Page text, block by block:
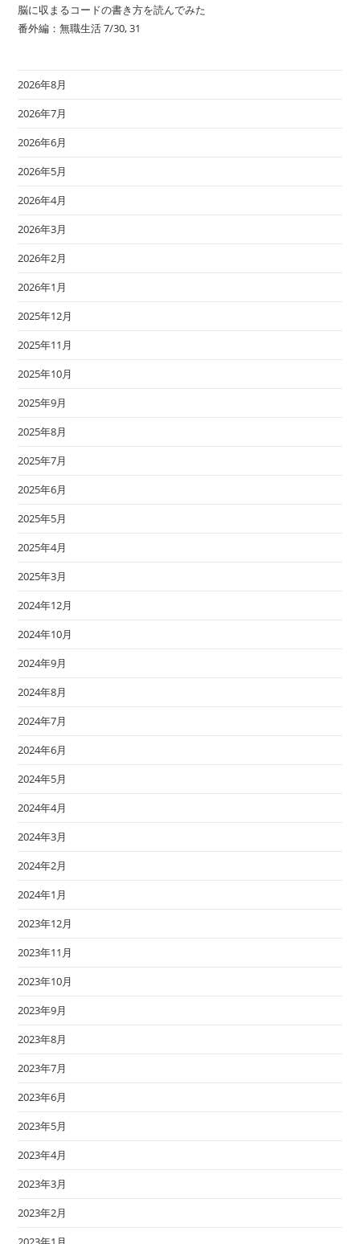
脳に収まるコードの書き方を読んでみた
番外編：無職生活 7/30, 31
2026年8月
2026年7月
2026年6月
2026年5月
2026年4月
2026年3月
2026年2月
2026年1月
2025年12月
2025年11月
2025年10月
2025年9月
2025年8月
2025年7月
2025年6月
2025年5月
2025年4月
2025年3月
2024年12月
2024年10月
2024年9月
2024年8月
2024年7月
2024年6月
2024年5月
2024年4月
2024年3月
2024年2月
2024年1月
2023年12月
2023年11月
2023年10月
2023年9月
2023年8月
2023年7月
2023年6月
2023年5月
2023年4月
2023年3月
2023年2月